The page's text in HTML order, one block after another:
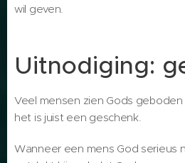
wil geven.
Uitnodiging:
Veel mensen zien Gods
het is juist een geschenk.
Wanneer een mens God serieus